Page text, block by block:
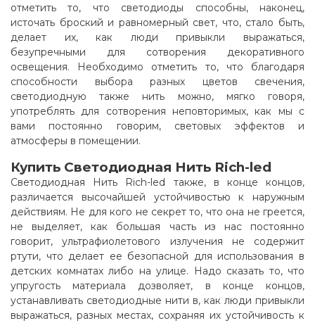
отметить то, что светодиоды способны, наконец,
источать броский и равномерный свет, что, стало быть,
делает их, как люди привыкли выражаться,
безупречными для сотворения декоративного
освещения. Необходимо отметить то, что благодаря
способности выбора разных цветов свечения,
светодиодную также нить можно, мягко говоря,
употреблять для сотворения неповторимых, как мы с
вами постоянно говорим, световых эффектов и
атмосферы в помещении.
Купить Светодиодная Нить Rich-led
Светодиодная Нить Rich-led также, в конце концов,
различается высочайшей устойчивостью к наружным
действиям. Не для кого не секрет то, что она не греется,
не выделяет, как большая часть из нас постоянно
говорит, ультрафиолетового излучения не содержит
ртути, что делает ее безопасной для использования в
детских комнатах либо на улице. Надо сказать то, что
упругость материала дозволяет, в конце концов,
устанавливать светодиодные нити в, как люди привыкли
выражаться, разных местах, сохраняя их устойчивость к